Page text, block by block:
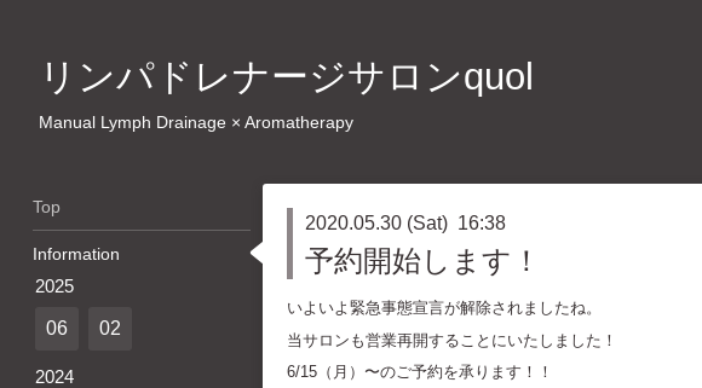
リンパドレナージサロンquol
Manual Lymph Drainage × Aromatherapy
2020.05.30 (Sat) 16:38
予約開始します！
いよいよ緊急事態宣言が解除されましたね。
当サロンも営業再開することにいたしました！
6/15（月）〜のご予約を承ります！！
Top
Information
2025
06 02
2024